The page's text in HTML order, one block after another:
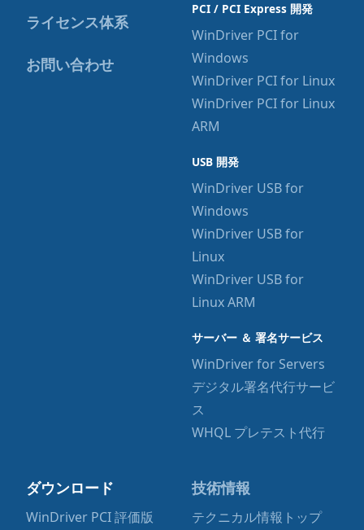
ライセンス体系
お問い合わせ
PCI / PCI Express 開発
WinDriver PCI for
Windows
WinDriver PCI for Linux
WinDriver PCI for Linux
ARM
USB 開発
WinDriver USB for
Windows
WinDriver USB for
Linux
WinDriver USB for
Linux ARM
サーバー ＆ 署名サービス
WinDriver for Servers
デジタル署名代行サービ
ス
WHQL プレテスト代行
ダウンロード
WinDriver PCI 評価版
技術情報
テクニカル情報トップ